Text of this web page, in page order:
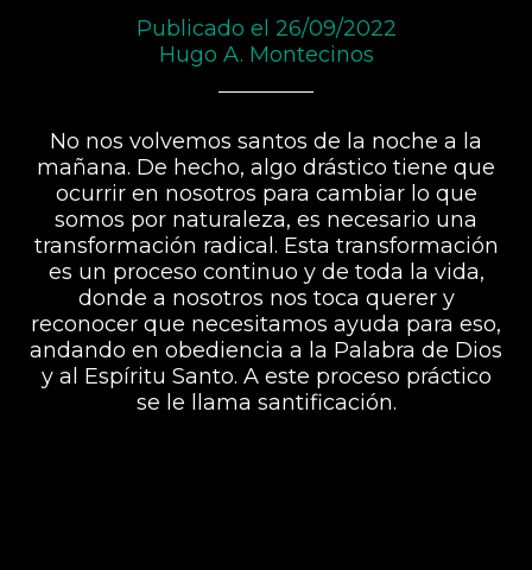
Publicado el 26/09/2022
Hugo A. Montecinos
No nos volvemos santos de la noche a la
mañana. De hecho, algo drástico tiene que
ocurrir en nosotros para cambiar lo que
somos por naturaleza, es necesario una
transformación radical. Esta transformación
es un proceso continuo y de toda la vida,
donde a nosotros nos toca querer y
reconocer que necesitamos ayuda para eso,
andando en obediencia a la Palabra de Dios
y al Espíritu Santo. A este proceso práctico
se le llama santificación.